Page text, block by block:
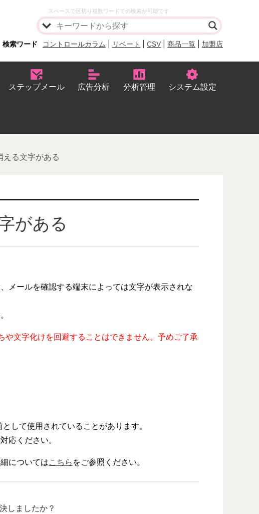
スペースで区切り複数ワードでの検索が可能です
検索ワード コントロールカラム リベート CSV 商品一覧 加盟店
ステップメール 広告分析 分析管理 システム設定
える文字がある
がある
メールを確認する端末によっては文字が表示されな
文字化けを回避することはできません。予めご了承
して使用されていることがあります。
応ください。
についてはこちら をご参照ください。
しましたか？